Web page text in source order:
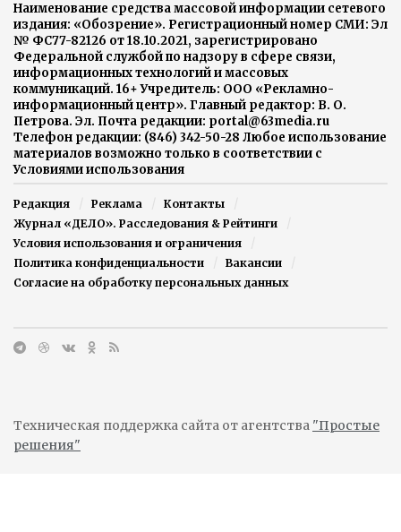
Наименование средства массовой информации сетевого
издания: «Обозрение». Регистрационный номер СМИ: Эл
№ ФС77-82126 от 18.10.2021, зарегистрировано
Федеральной службой по надзору в сфере связи,
информационных технологий и массовых
коммуникаций. 16+ Учредитель: ООО «Рекламно-
информационный центр». Главный редактор: В. О.
Петрова. Эл. Почта редакции: portal@63media.ru
Телефон редакции: (846) 342-50-28 Любое использование
материалов возможно только в соответствии с
Условиями использования
Редакция Реклама
Контакты
Журнал «ДЕЛО». Расследования & Рейтинги
Условия использования и ограничения
Политика конфиденциальности
Вакансии
Согласие на обработку персональных данных
Техническая поддержка сайта от агентства "Простые
решения"